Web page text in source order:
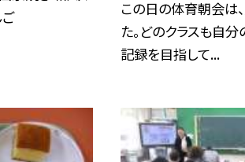
この日の体育朝会は
た。どのクラスも自
記録を目指して...